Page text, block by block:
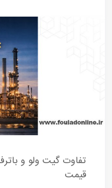
تفاوت گیت ولو و
قیمت